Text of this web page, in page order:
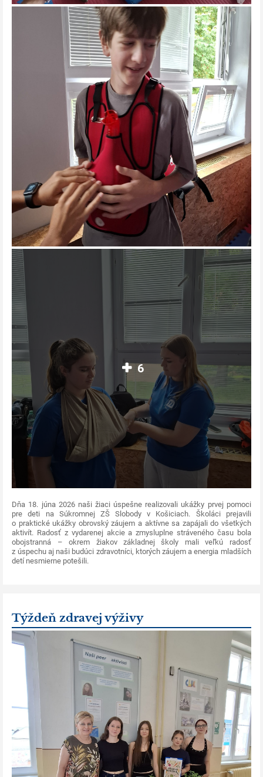
6
Dňa 18. júna 2026 naši žiaci úspešne realizovali ukážky prvej pomoci
pre deti na Súkromnej ZŠ Slobody v Košiciach. Školáci prejavili
o praktické ukážky obrovský záujem a aktívne sa zapájali do všetkých
aktivít. Radosť z vydarenej akcie a zmysluplne stráveného času bola
obojstranná – okrem žiakov základnej školy mali veľkú radosť
z úspechu aj naši budúci zdravotníci, ktorých záujem a energia mladších
detí nesmierne potešili.
Týždeň zdravej výživy